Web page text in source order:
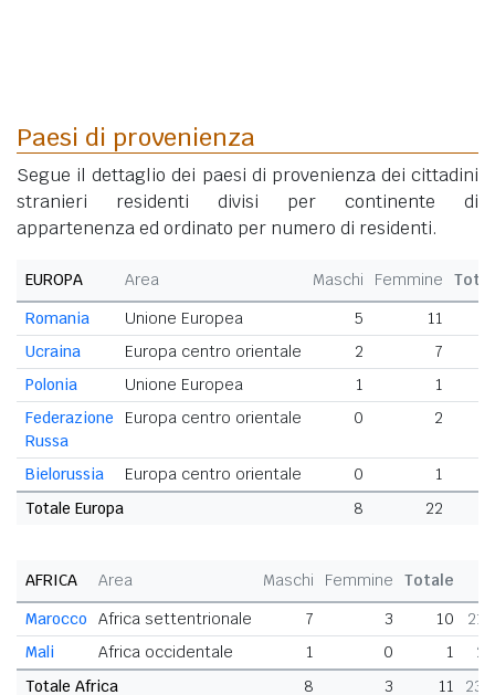
Paesi di provenienza
Segue il dettaglio dei paesi di provenienza dei cittadini
stranieri residenti divisi per continente di
appartenenza ed ordinato per numero di residenti.
EUROPA Area Maschi Femmine
Romania
Unione Europea 5 11
Ucraina
Europa centro orientale 2 7
Polonia
Unione Europea 1
1
Federazione
Russa
Europa centro orientale 0 2
Bielorussia Europa centro orientale 0
1
Totale Europa
8 22
AFRICA Area Maschi Femmine
Totale
Marocco
Africa settentrionale 7 3 10
Mali
Africa occidentale 1 0 1
Totale Africa
8 3 11